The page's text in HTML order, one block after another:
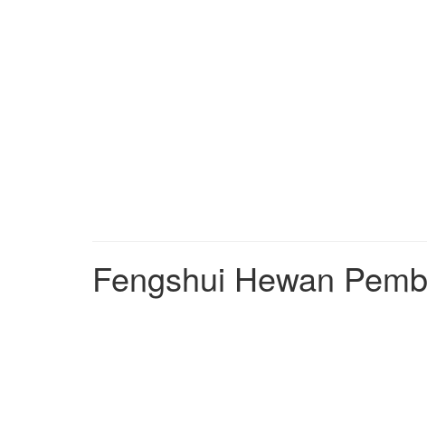
Fengshui Hewan